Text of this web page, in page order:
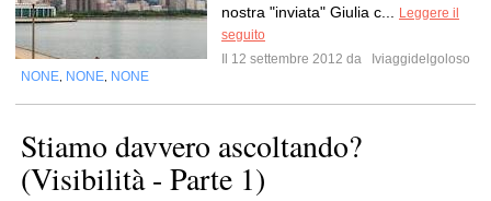
nostra "inviata" Giulia c...
Leggere il
seguito
Il 12 settembre 2012 da
Iviaggidelgoloso
NONE NONE NONE
Stiamo davvero ascoltando?
(Visibilità - Parte 1)